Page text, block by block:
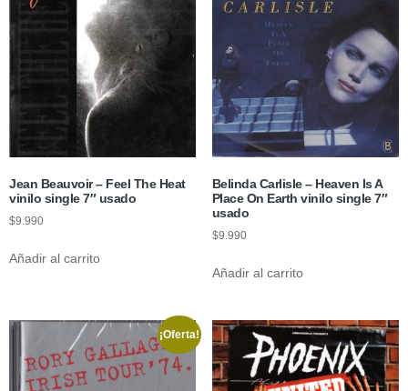
Jean Beauvoir – Feel The Heat
vinilo single 7″ usado
$9.990
Añadir al carrito
Belinda Carlisle – Heaven Is A
Place On Earth vinilo single 7″
usado
$9.990
Añadir al carrito
¡Oferta!